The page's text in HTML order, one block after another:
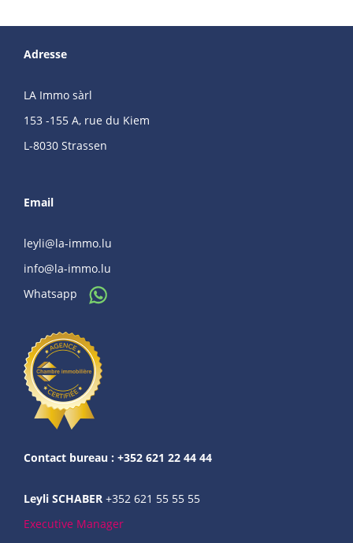
Adresse
LA Immo sàrl
153 -155 A, rue du Kiem
L-8030 Strassen
Email
leyli@la-immo.lu
info@la-immo.lu
Whatsapp
Contact bureau : +352 621 22 44 44
Leyli SCHABER +352 621 55 55 55
Executive Manager